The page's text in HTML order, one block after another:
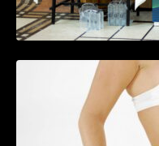
în
perioada
riscul de